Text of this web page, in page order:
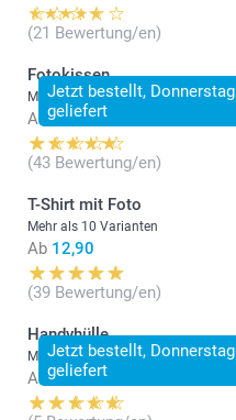
(21 Bewertung/en)
Jetzt bestellt, Donnerstag
geliefert
Fotokissen
Mehr als 10 Varianten
Ab 22,95
(43 Bewertung/en)
T-Shirt mit Foto
Mehr als 10 Varianten
Ab 12,90
(39 Bewertung/en)
Jetzt bestellt, Donnerstag
geliefert
Handyhülle
Mehr als 10 Varianten
Ab 19,95